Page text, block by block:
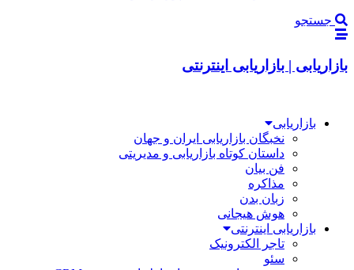
جستجو
بازاریابی | بازاریابی اینترنتی
بازاریابی
نخبگان بازاریابی ایران و جهان
داستان کوتاه بازاریابی و مدیریتی
فن بیان
مذاکره
زبان بدن
هوش هیجانی
بازاریابی اینترنتی
تاجر الکترونیک
سئو